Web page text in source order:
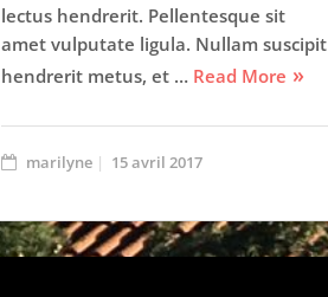
lectus hendrerit. Pellentesque sit
amet vulputate ligula. Nullam suscipit
hendrerit metus, et … Read More
marilyne
15 avril 2017